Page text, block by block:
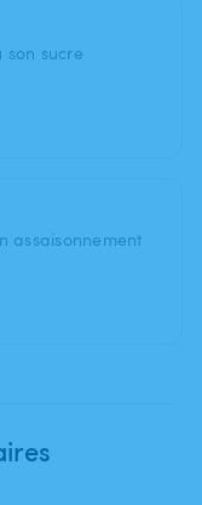
sucre
assaisonnement